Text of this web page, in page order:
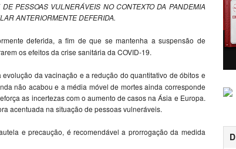
PESSOAS VULNERÁVEIS NO CONTEXTO DA PANDEMIA
ANTERIORMENTE DEFERIDA.
deferida, a fim de que se mantenha a suspensão de
os efeitos da crise sanitária da COVID-19.
da vacinação e a redução do quantitativo de óbitos e
não acabou e a média móvel de mortes ainda corresponde
as incertezas com o aumento de casos na Ásia e Europa.
acentuada na situação de pessoas vulneráveis.
e precaução, é recomendável a prorrogação da medida
D